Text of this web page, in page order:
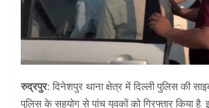
रुद्रपुर: दिनेशपुर थाना क्षेत्र में दिल्ली पुलिस की
पुलिस के सहयोग से पांच युवकों को गिरफ्तार किया